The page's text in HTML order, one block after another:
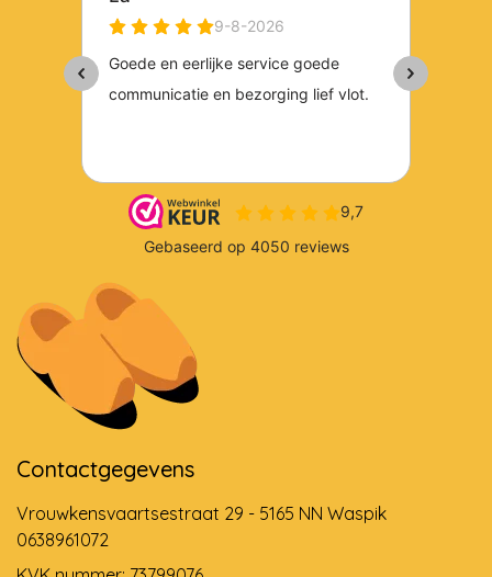
Contactgegevens
Vrouwkensvaartsestraat 29 - 5165 NN Waspik
0638961072